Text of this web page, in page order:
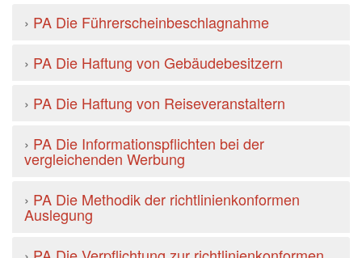
› PA Die Führerscheinbeschlagnahme
› PA Die Haftung von Gebäudebesitzern
› PA Die Haftung von Reiseveranstaltern
› PA Die Informationspflichten bei der
vergleichenden Werbung
› PA Die Methodik der richtlinienkonformen
Auslegung